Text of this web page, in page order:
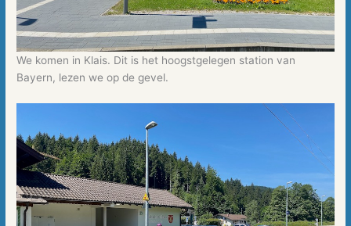
We komen in Klais. Dit is het hoogstgelegen station van
Bayern, lezen we op de gevel.